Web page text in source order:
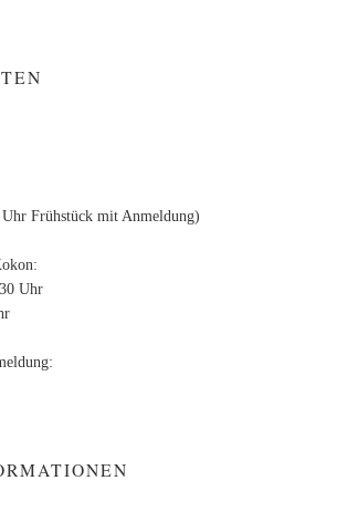
Frühstück mit Anmeldung)
Uhr